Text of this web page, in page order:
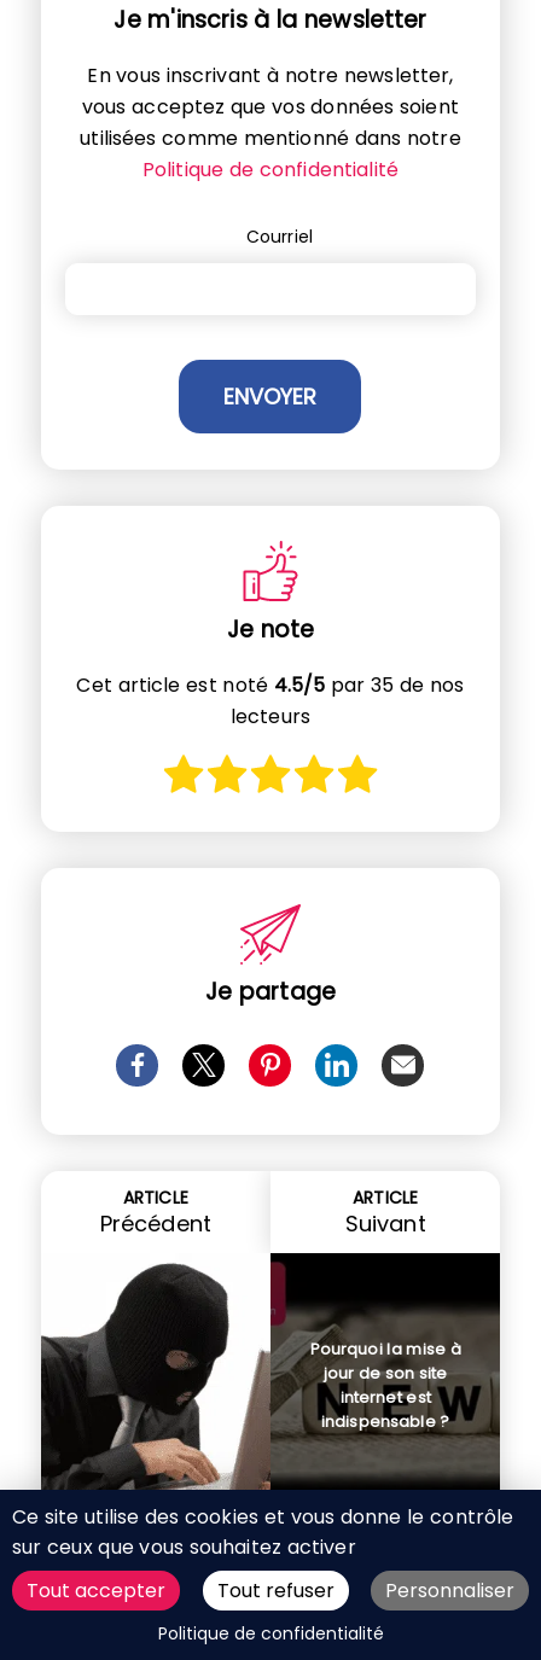
Je m'inscris à la newsletter
En vous inscrivant à notre newsletter,
vous acceptez que vos données soient
utilisées comme mentionné dans notre
Politique de confidentialité
Courriel
Je note
Cet article est noté 4.5/5 par 35 de nos
lecteurs
Je partage
ARTICLE
Précédent
ARTICLE
Suivant
Pourquoi la mise à
jour de son site
internet est
indispensable ?
Autour du web
Palmarès des recherches
DEMANDER UN DEVIS
Ce site utilise des cookies et vous donne le contrôle
sur ceux que vous souhaitez activer
Tout accepter
Tout refuser Personnaliser
Politique de confidentialité